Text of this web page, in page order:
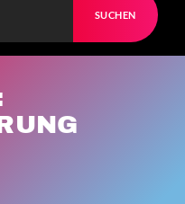
SUCHEN